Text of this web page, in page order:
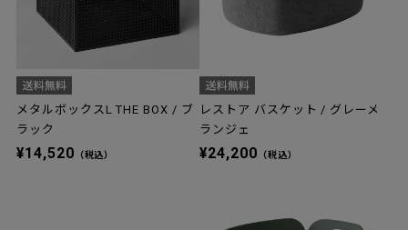
メタルボックスL THE BOX / ブ
ラック
¥14,520 （税込）
レストア バスケット / グレーメ
ランジェ
¥24,200 （税込）